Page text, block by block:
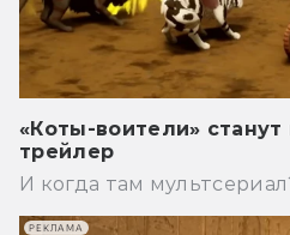
«Коты-воители» станут
трейлер
И когда там
РЕКЛАМА